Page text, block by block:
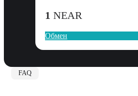
1 NEAR
Обмен
FAQ